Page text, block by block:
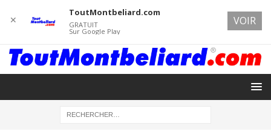
✕
ToutMontbeliard.com
GRATUIT
Sur Google Play
VOIR